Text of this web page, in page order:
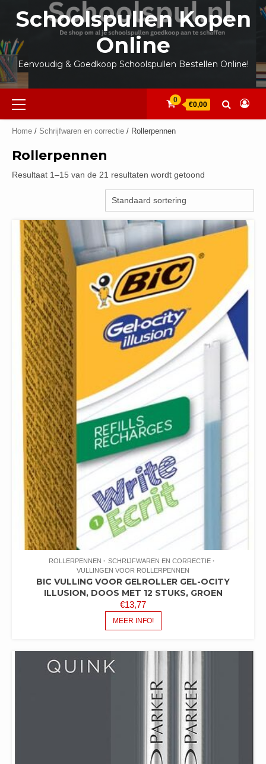
inhoud
Schoolspullen Kopen
Online
Eenvoudig & Goedkoop Schoolspullen Bestellen Online!
Primair
menu
0
€0,00
Home / Schrijfwaren en correctie / Rollerpennen
Rollerpennen
Resultaat 1–15 van de 21 resultaten wordt getoond
ROLLERPENNEN
SCHRIJFWAREN EN CORRECTIE
VULLINGEN VOOR ROLLERPENNEN
BIC VULLING VOOR GELROLLER GEL-OCITY
ILLUSION, DOOS MET 12 STUKS, GROEN
€13,77
MEER INFO!